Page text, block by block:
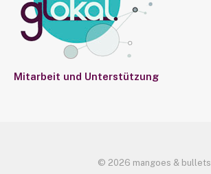
Mitarbeit und Unterstützung
© 2026 mangoes & bullets